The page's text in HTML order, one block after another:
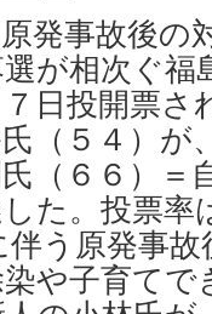
発事故後の
が相次ぐ福
日投開票さ
（５４）が
（６６）＝
た。投票率
う原発事
や子育て